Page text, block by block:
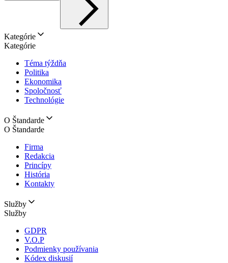
Kategórie
Kategórie
Téma týždňa
Politika
Ekonomika
Spoločnosť
Technológie
O Štandarde
O Štandarde
Firma
Redakcia
Princípy
História
Kontakty
Služby
Služby
GDPR
V.O.P
Podmienky používania
Kódex diskusií